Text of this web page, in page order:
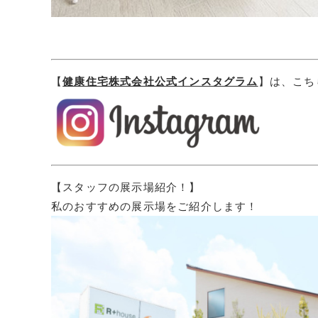
【健康住宅株式会社公式インスタグラム 】は、こち
【スタッフの展示場紹介！】
私のおすすめの展示場をご紹介します！